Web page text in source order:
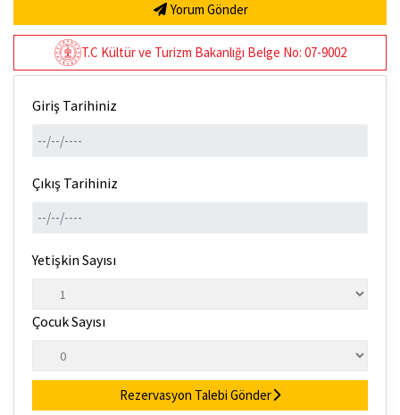
Yorum Gönder
T.C Kültür ve Turizm Bakanlığı Belge No: 07-9002
Giriş Tarihiniz
Çıkış Tarihiniz
Yetişkin Sayısı
Çocuk Sayısı
Rezervasyon Talebi Gönder